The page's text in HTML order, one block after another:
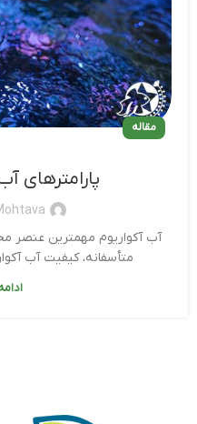
مقاله
پارامترهای
آب آکواریوم مهمترین
متأسفانه، کیفیت آب